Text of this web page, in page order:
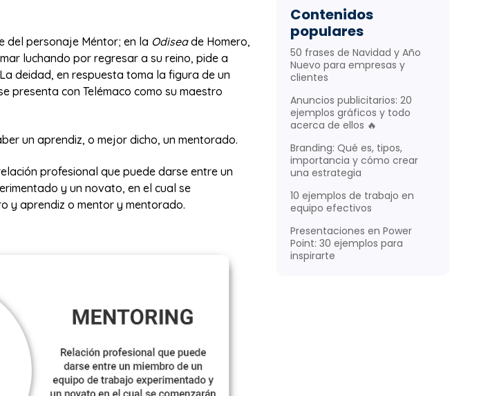
del personaje Méntor; en la Odiseade Homero,
luchando por regresar a su reino, pide a
deidad, en respuesta toma la figura de un
presenta con Telémaco como su maestro
un aprendiz, o mejor dicho, un mentorado.
profesional que puede darse entre un
y un novato, en el cual se
y aprendiz o mentor y mentorado.
Contenidos
populares
50 frases de Navidad y Año
Nuevo para empresas y
clientes
Anuncios publicitarios: 20
ejemplos gráficos y todo
acerca de ellos 🔥
Branding: Qué es, tipos,
importancia y cómo crear
una estrategia
10 ejemplos de trabajo en
equipo efectivos
Presentaciones en Power
Point: 30 ejemplos para
inspirarte